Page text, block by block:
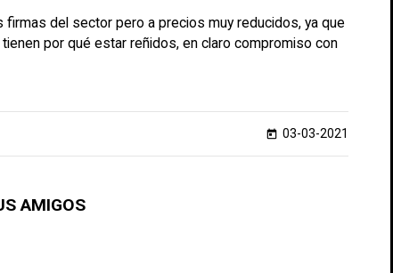
del sector pero a precios muy reducidos, ya que
por qué estar reñidos, en claro compromiso con
today 03-03-2021
AMIGOS